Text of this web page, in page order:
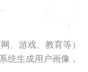
、游戏、教育等）
统生成用户画像，